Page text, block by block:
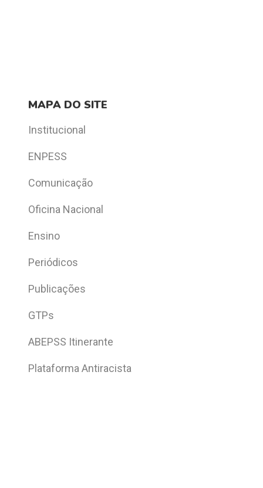
MAPA DO SITE
Institucional
ENPESS
Comunicação
Oficina Nacional
Ensino
Periódicos
Publicações
GTPs
ABEPSS Itinerante
Plataforma Antiracista